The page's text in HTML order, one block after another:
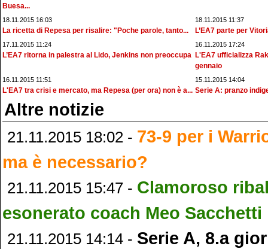
Buesa...
18.11.2015 16:03
La ricetta di Repesa per risalire: "Poche parole, tanto...
18.11.2015 11:37
L’EA7 parte per
17.11.2015 11:24
L’EA7 ritorna in palestra al Lido, Jenkins non preoccupa
16.11.2015 17:24
L'EA7 ufficializza
gennaio
16.11.2015 11:51
L'EA7 tra crisi e mercato, ma Repesa (per ora) non è a...
15.11.2015 14:04
Serie A: pranzo
Altre notizie
21.11.2015 18:02 - 73-9 per i
ma è necessario?
21.11.2015 15:47 - Clamoroso
esonerato coach Meo Sacchetti
21.11.2015 14:14 - Serie A, 8.a